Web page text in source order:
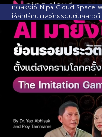
ทดลองใช้ Nipa Cloud Space
ให้คำปรึกษาและย้ายระบบขึ้นคลาว